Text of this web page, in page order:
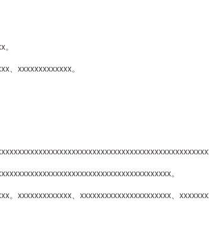
、xxxxxxxxxxxxx。
。
xxxxxxxxxxxxx、xxxxxxxxxxxxxxxxxxxxxx、